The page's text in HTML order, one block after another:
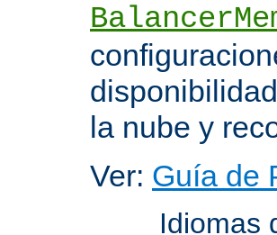
la nube y
Ver: Guía de
Idiomas